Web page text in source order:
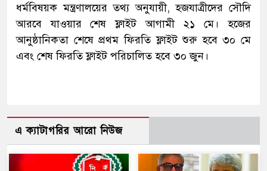
ধর্মবিষয়ক মন্ত্রণালয়ের তথ্য অনুযায়ী, হজযাত্রীদের সৌদি
আরবে যাওয়ার শেষ ফ্লাইট আগামী ২১ মে। হজের
আনুষ্ঠানিকতা শেষে প্রথম ফিরতি ফ্লাইট শুরু হবে ৩০ মে
এবং শেষ ফিরতি ফ্লাইট পরিচালিত হবে ৩০ জুন।
এ ক্যাটাগরির আরো নিউজ